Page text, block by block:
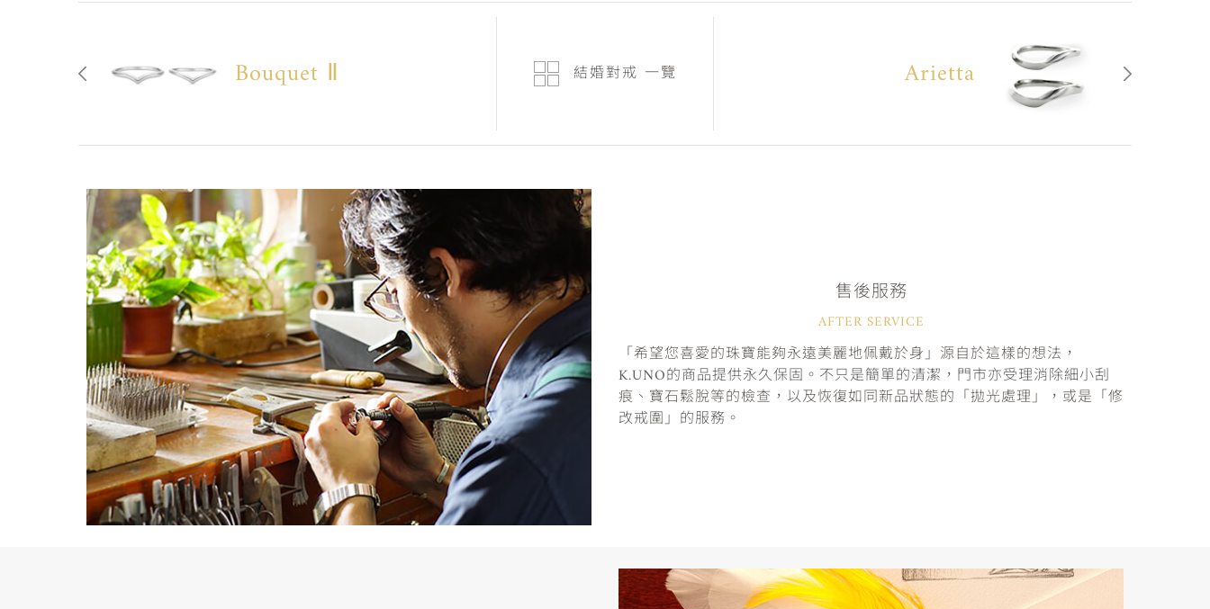
Bouquet Ⅱ 結婚對戒 一覽 Arietta
售後服務
AFTER SERVICE
「希望您喜愛的珠寶能夠永遠美麗地佩戴於身」源自於這樣的想法，
K.UNO的商品提供永久保固。不只是簡單的清潔，門市亦受理消除細小刮
痕、寶石鬆脫等的檢查，以及恢復如同新品狀態的「拋光處理」，或是「修
改戒圍」的服務。